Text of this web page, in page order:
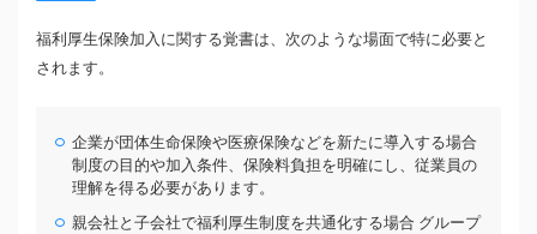
福利厚生保険加入に関する覚書は、次のような場面で特に必要と
されます。
企業が団体生命保険や医療保険などを新たに導入する場合
制度の目的や加入条件、保険料負担を明確にし、従業員の
理解を得る必要があります。
親会社と子会社で福利厚生制度を共通化する場合 グループ